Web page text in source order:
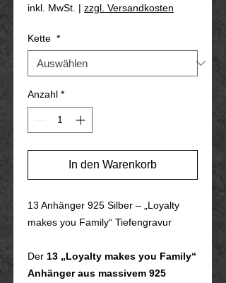
inkl. MwSt. | zzgl. Versandkosten
Kette *
Anzahl *
In den Warenkorb
13 Anhänger 925 Silber – „Loyalty
makes you Family“ Tiefengravur
Der 13 „Loyalty makes you Family“
Anhänger aus massivem 925